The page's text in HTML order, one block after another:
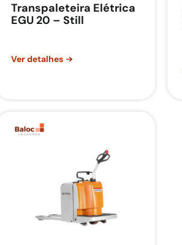
Transpaleteira Elétrica
EGU 20 – Still
Ver detalhes